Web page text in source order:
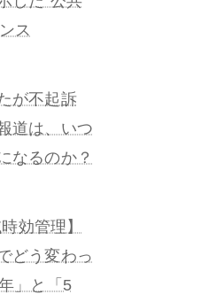
ス
が不起訴
道は、いつ
なるのか？
効管理】
どう変わっ
」と「5